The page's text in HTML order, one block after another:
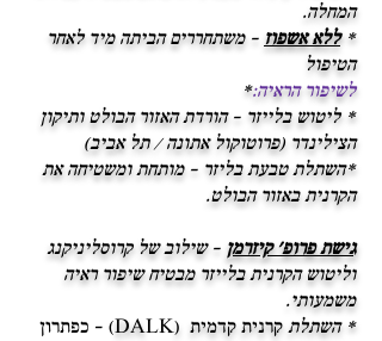
המחלה.
*ללא אשפוז – משתחררים הביתה מיד לאחר
הטיפול
לשיפור הראיה:*
* ליטוש בלייזר – הורדת האזור הבולט ותיקון
הצילינדר (פרוטוקול אתונה / תל אביב)
*השתלת טבעת בליזר – מותחת ומשטיחה את
הקרנית באזור הבולט.
גישת פרופ' קיזרמן – שילוב של קרוסליניקנג
וליטוש הקרנית בלייזר מבטיח שיפור ראיה
משמעותי.
* השתלת קרנית קדמית (DA
LK) – כפתרון